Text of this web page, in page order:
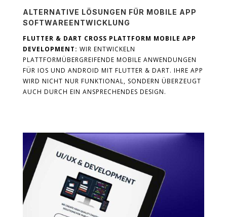
ALTERNATIVE LÖSUNGEN FÜR MOBILE APP
SOFTWAREENTWICKLUNG
FLUTTER & DART CROSS PLATTFORM MOBILE APP
DEVELOPMENT: WIR ENTWICKELN
PLATTFORMÜBERGREIFENDE MOBILE ANWENDUNGEN
FÜR IOS UND ANDROID MIT FLUTTER & DART. IHRE APP
WIRD NICHT NUR FUNKTIONAL, SONDERN ÜBERZEUGT
AUCH DURCH EIN ANSPRECHENDES DESIGN.